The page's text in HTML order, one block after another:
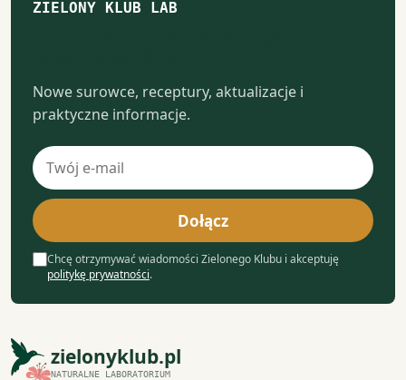
ZIELONY KLUB LAB
Nowe surowce, receptury, aktualizacje i
praktyczne informacje.
Adres
e-
mail
Dołącz
Chcę otrzymywać wiadomości Zielonego Klubu i akceptuję
politykę prywatności.
zielonyklub.pl
NATURALNE LABORATORIUM